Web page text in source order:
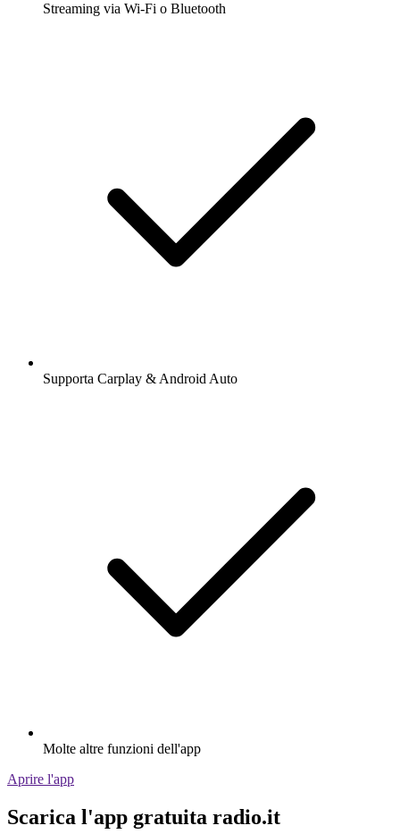
Streaming via Wi-Fi o Bluetooth
Supporta Carplay & Android Auto
Molte altre funzioni dell'app
Aprire l'app
Scarica l'app gratuita radio.it